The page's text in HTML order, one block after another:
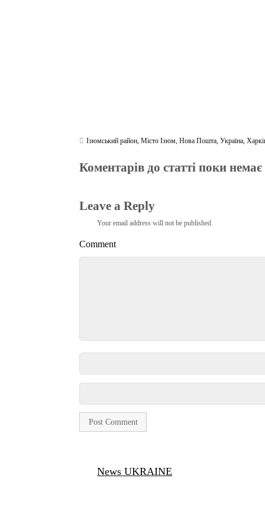
Ізюмський район,Місто Ізюм,Нова Пошта,Україна,
Коментарів до статті поки немає
Leave a Reply
Your email address will not be published.
Comment
News UKRAINE